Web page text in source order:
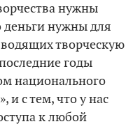
нужны
деньги нужны для
творческую
годы
национального
и с тем, что у нас
к любой